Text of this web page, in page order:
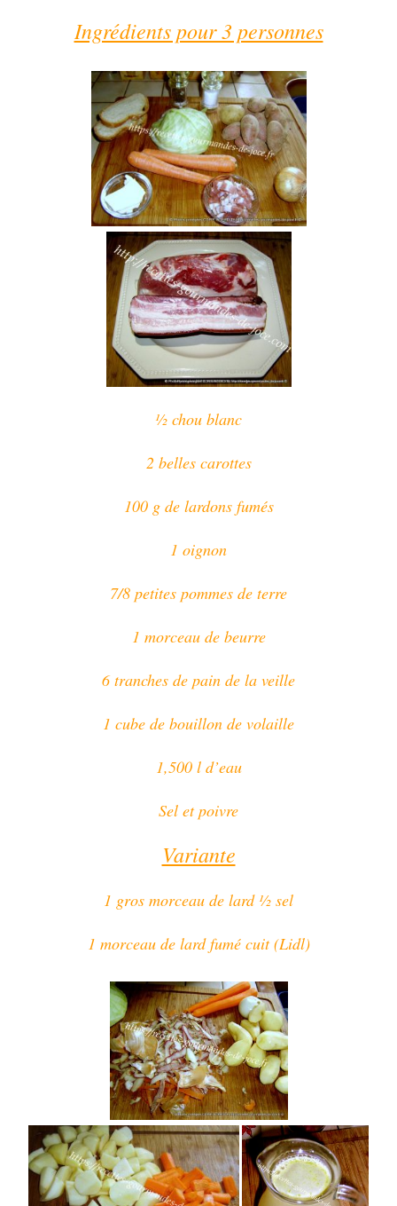
Ingrédients pour 3 personnes
½ chou blanc
2 belles carottes
100 g de lardons fumés
1 oignon
7/8 petites pommes de terre
1 morceau de beurre
6 tranches de pain de la veille
1 cube de bouillon de volaille
1,500 l d’eau
Sel et poivre
Variante
1 gros morceau de lard ½ sel
1 morceau de lard fumé cuit (Lidl)